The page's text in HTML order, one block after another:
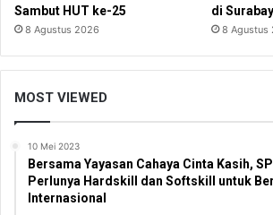
Sambut HUT ke-25
8 Agustus 2026
di
8 Agustus
MOST VIEWED
10 Mei 2023
Bersama Yayasan Cahaya Cinta Kasih,
Perlunya Hardskill dan Softskill untuk
Internasional